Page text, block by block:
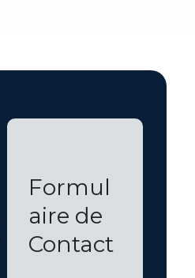
Formul
aire de
Contact